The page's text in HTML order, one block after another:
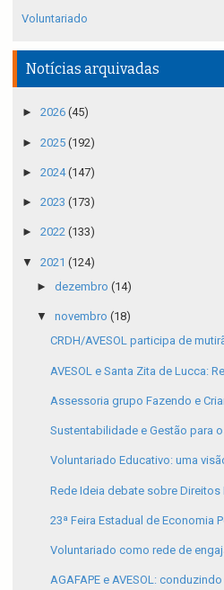
Voluntariado
Notícias arquivadas
► 2026 (45)
► 2025 (192)
► 2024(147)
► 2023 (173)
► 2022 (133)
▼ 2021 (124)
► dezembro (14)
▼ novembro (18)
CRDH/AVESOL participa de
AVESOL e Santa Zita de Lucca:
Assessoria grupo Fazendo e
Sustentabilidade e Gestão para
Voluntariado Educativo: uma
Rede Ideia debate sobre Direitos
23ª Feira Estadual de Economia
Voluntariado como rede de
AGAFAPE e AVESOL: